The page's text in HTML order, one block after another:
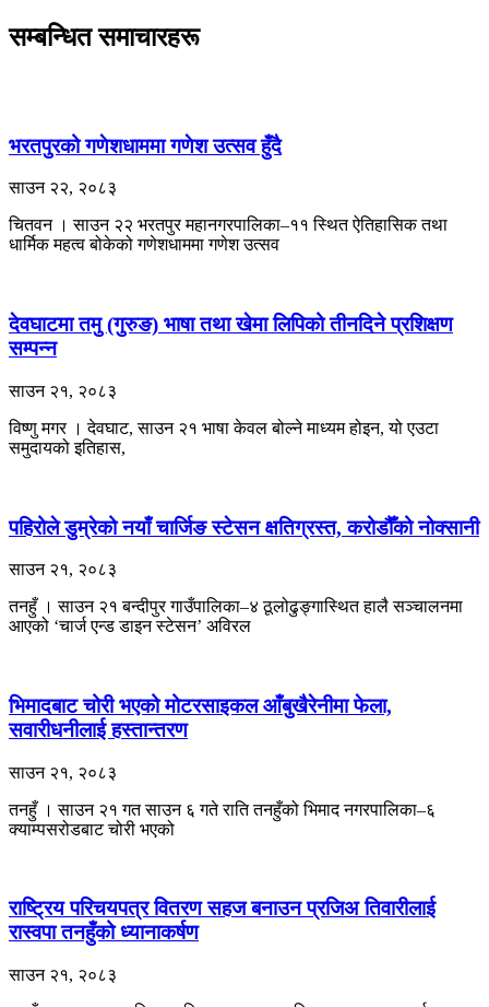
सम्बन्धित समाचारहरू
भरतपुरको गणेशधाममा गणेश उत्सव हुँदै
साउन २२, २०८३
चितवन । साउन २२ भरतपुर महानगरपालिका–११ स्थित ऐतिहासिक तथा
धार्मिक महत्व बोकेको गणेशधाममा गणेश उत्सव
देवघाटमा तमु (गुरुङ) भाषा तथा खेमा लिपिको तीनदिने प्रशिक्षण
सम्पन्न
साउन २१, २०८३
विष्णु मगर । देवघाट, साउन २१ भाषा केवल बोल्ने माध्यम होइन, यो एउटा
समुदायको इतिहास,
पहिरोले डुम्रेको नयाँ चार्जिङ स्टेसन क्षतिग्रस्त, करोडौँको नोक्सानी
साउन २१, २०८३
तनहुँ । साउन २१ बन्दीपुर गाउँपालिका–४ ठूलोढुङ्गास्थित हालै सञ्चालनमा
आएको ‘चार्ज एन्ड डाइन स्टेसन’ अविरल
भिमादबाट चोरी भएको मोटरसाइकल आँबुखैरेनीमा फेला,
सवारीधनीलाई हस्तान्तरण
साउन २१, २०८३
तनहुँ । साउन २१ गत साउन ६ गते राति तनहुँको भिमाद नगरपालिका–६
क्याम्पसरोडबाट चोरी भएको
राष्ट्रिय परिचयपत्र वितरण सहज बनाउन प्रजिअ तिवारीलाई
रास्वपा तनहुँको ध्यानाकर्षण
साउन २१, २०८३